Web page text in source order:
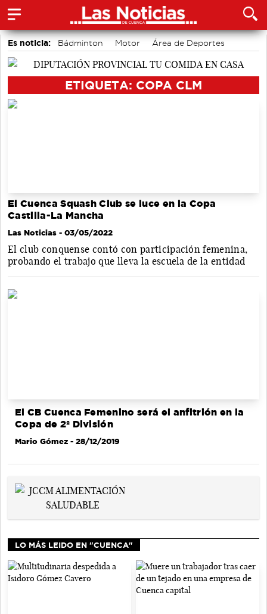
Es noticia: Bádminton Motor
Área de Deportes
Fútbol
Auditorio de Cuenca
ETIQUETA: COPA CLM
El Cuenca Squash Club se luce en la Copa
Castilla-La Mancha
Las Noticias - 03/05/2022
El club conquense contó con participación femenina,
probando el trabajo que lleva la escuela de la entidad
El CB Cuenca Femenino será el anfitrión en la
Copa de 2ª División
Mario Gómez - 28/12/2019
LO MÁS LEIDO EN "CUENCA"